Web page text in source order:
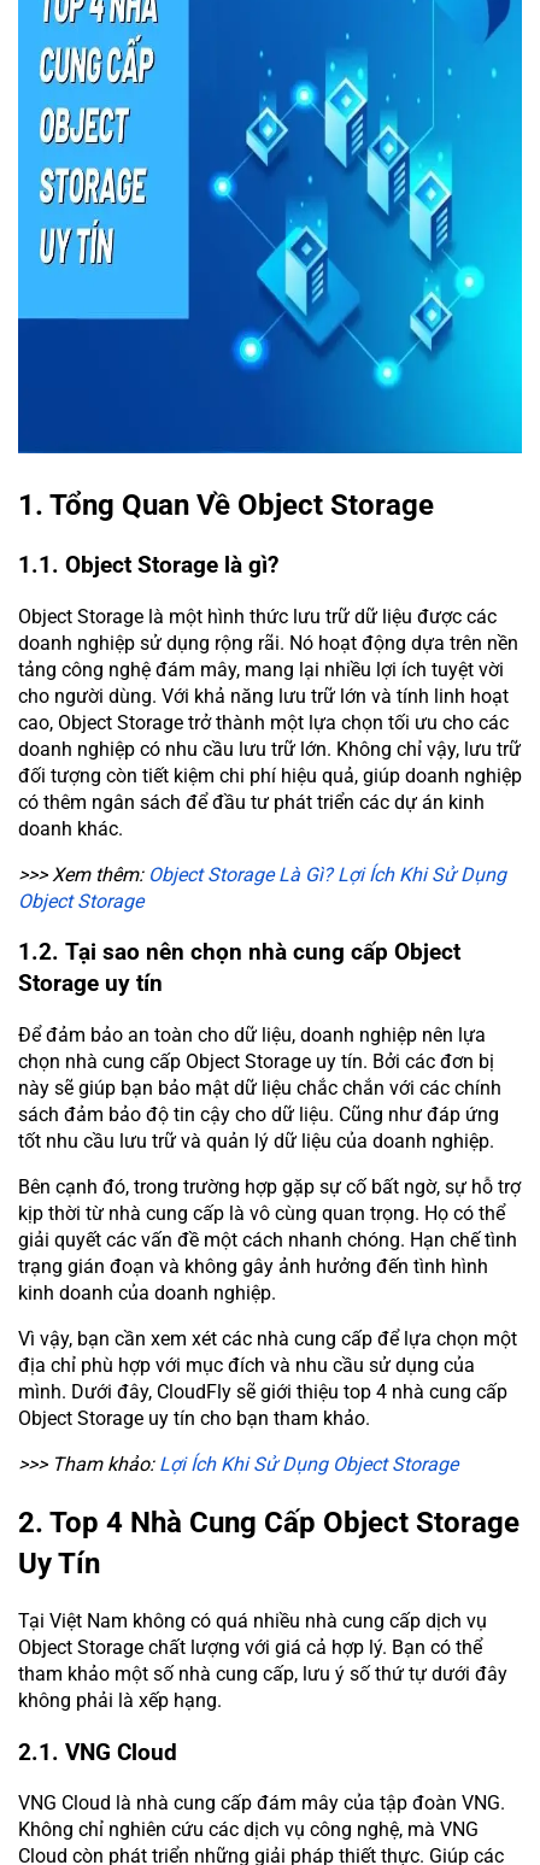
1. Tổng Quan Về Object Storage
1.1. Object Storage là gì?
Object Storage là một hình thức lưu trữ dữ liệu được các
doanh nghiệp sử dụng rộng rãi. Nó hoạt động dựa trên nền
tảng công nghệ đám mây, mang lại nhiều lợi ích tuyệt vời
cho người dùng. Với khả năng lưu trữ lớn và tính linh hoạt
cao, Object Storage trở thành một lựa chọn tối ưu cho các
doanh nghiệp có nhu cầu lưu trữ lớn. Không chỉ vậy, lưu trữ
đối tượng còn tiết kiệm chi phí hiệu quả, giúp doanh nghiệp
có thêm ngân sách để đầu tư phát triển các dự án kinh
doanh khác.
>>> Xem thêm: Object Storage Là Gì? Lợi Ích Khi Sử Dụng
Object Storage
1.2. Tại sao nên chọn nhà cung cấp Object
Storage uy tín
Để đảm bảo an toàn cho dữ liệu, doanh nghiệp nên lựa
chọn nhà cung cấp Object Storage uy tín. Bởi các đơn bị
này sẽ giúp bạn bảo mật dữ liệu chắc chắn với các chính
sách đảm bảo độ tin cậy cho dữ liệu. Cũng như đáp ứng
tốt nhu cầu lưu trữ và quản lý dữ liệu của doanh nghiệp.
Bên cạnh đó, trong trường hợp gặp sự cố bất ngờ, sự hỗ trợ
kịp thời từ nhà cung cấp là vô cùng quan trọng. Họ có thể
giải quyết các vấn đề một cách nhanh chóng. Hạn chế tình
trạng gián đoạn và không gây ảnh hưởng đến tình hình
kinh doanh của doanh nghiệp.
Vì vậy, bạn cần xem xét các nhà cung cấp để lựa chọn một
địa chỉ phù hợp với mục đích và nhu cầu sử dụng của
mình. Dưới đây, CloudFly sẽ giới thiệu top 4 nhà cung cấp
Object Storage uy tín cho bạn tham khảo.
>>> Tham khảo: Lợi Ích Khi Sử Dụng Object Storage
2. Top 4 Nhà Cung Cấp Object Storage
Uy Tín
Tại Việt Nam không có quá nhiều nhà cung cấp dịch vụ
Object Storage chất lượng với giá cả hợp lý. Bạn có thể
tham khảo một số nhà cung cấp, lưu ý số thứ tự dưới đây
không phải là xếp hạng.
2.1. VNG Cloud
VNG Cloud là nhà cung cấp đám mây của tập đoàn VNG.
Không chỉ nghiên cứu các dịch vụ công nghệ, mà VNG
Cloud còn phát triển những giải pháp thiết thực. Giúp các